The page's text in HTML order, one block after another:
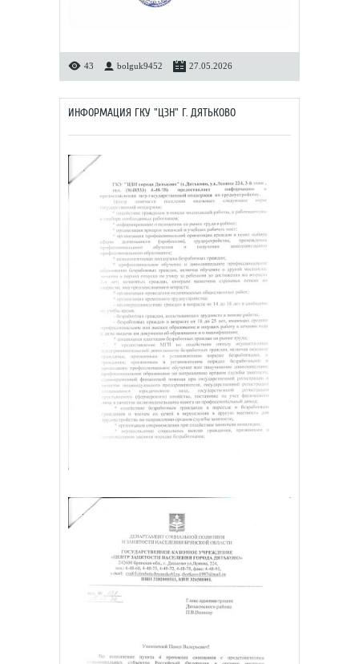
43 bolguk9452 27.05.2026
ИНФОРМАЦИЯ ГКУ "ЦЗН" Г. ДЯТЬКОВО